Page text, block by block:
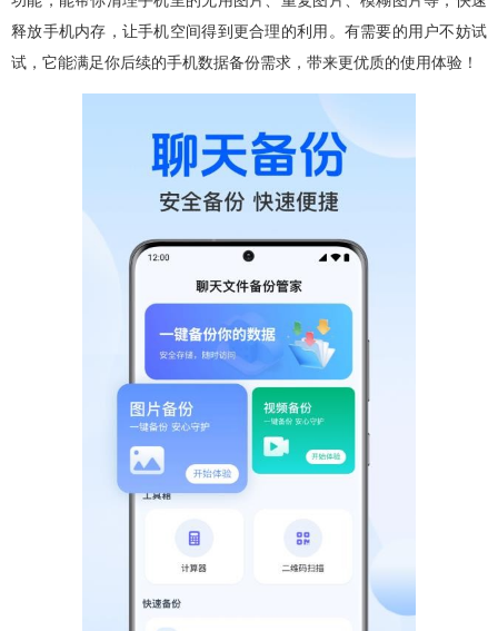
释放手机内存，让手机空间得到更合理的利用。有需要的用户不妨试
试，它能满足你后续的手机数据备份需求，带来更优质的使用体验！